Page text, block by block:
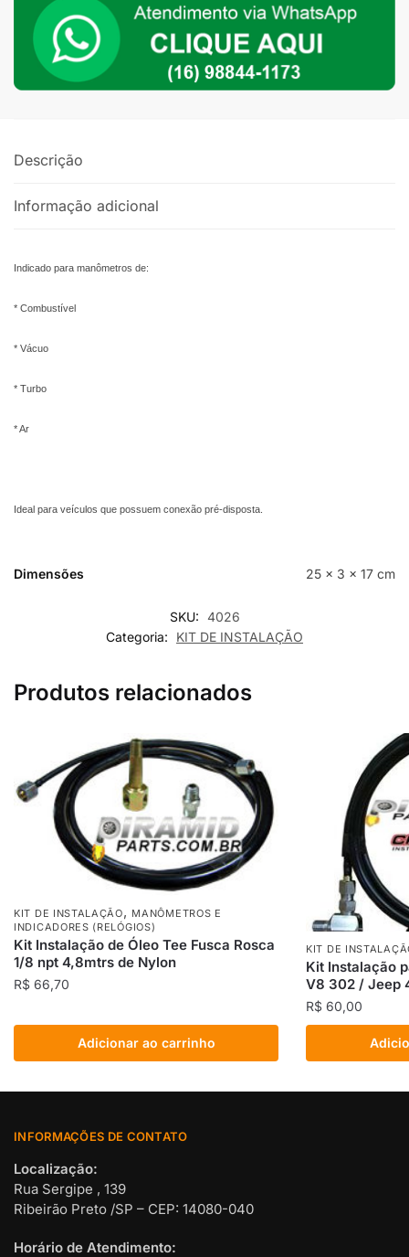
nylon
quantidade
Descrição
Informação adicional
Indicado para manômetros de:
* Combustível
* Vácuo
* Turbo
* Ar
Ideal para veículos que possuem conexão pré-disposta.
Dimensões 25 × 3 × 17 cm
SKU: 4026
Categoria:
KIT DE INSTALAÇÃO
Produtos relacionados
KIT DE INSTALAÇÃO, MANÔMETROS E
INDICADORES (RELÓGIOS)
Kit Instalação de Óleo Tee Fusca Rosca
1/8 npt 4,8mtrs de Nylon
R$ 66,70
Adicionar ao carrinho
KIT DE
Kit Instalação
V8 302 / Jeep
R$ 60,00
INFORMAÇÕES DE CONTATO
Localização:
Rua Sergipe , 139
Ribeirão Preto /SP – CEP: 14080-040
Horário de Atendimento: